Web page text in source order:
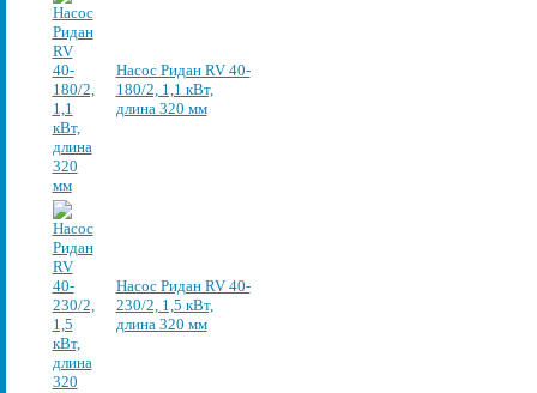
Насос Ридан RV 40-
180/2, 1,1 кВт,
длина 320 мм
Насос Ридан RV 40-
230/2, 1,5 кВт,
длина 320 мм